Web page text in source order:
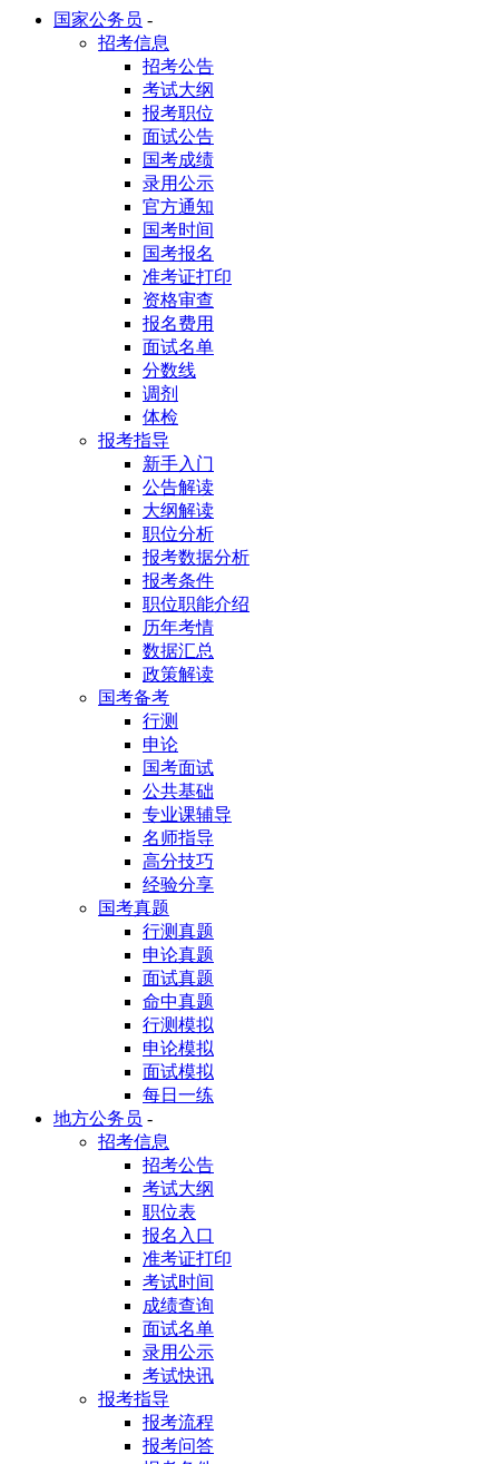
国家公务员 -
招考信息
招考公告
考试大纲
报考职位
面试公告
国考成绩
录用公示
官方通知
国考时间
国考报名
准考证打印
资格审查
报名费用
面试名单
分数线
调剂
体检
报考指导
新手入门
公告解读
大纲解读
职位分析
报考数据分析
报考条件
职位职能介绍
历年考情
数据汇总
政策解读
国考备考
行测
申论
国考面试
公共基础
专业课辅导
名师指导
高分技巧
经验分享
国考真题
行测真题
申论真题
面试真题
命中真题
行测模拟
申论模拟
面试模拟
每日一练
地方公务员 -
招考信息
招考公告
考试大纲
职位表
报名入口
准考证打印
考试时间
成绩查询
面试名单
录用公示
考试快讯
报考指导
报考流程
报考问答